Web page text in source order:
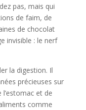
pas, mais qui
de faim, de
de chocolat
invisible : le nerf
la digestion. Il
précieuses sur
l’estomac et de
comme